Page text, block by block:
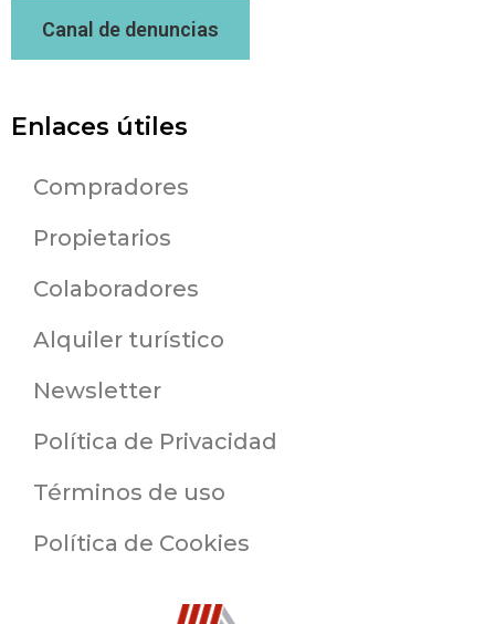
Canal de denuncias
Enlaces útiles
Compradores
Propietarios
Colaboradores
Alquiler turístico
Newsletter
Política de Privacidad
Términos de uso
Política de Cookies